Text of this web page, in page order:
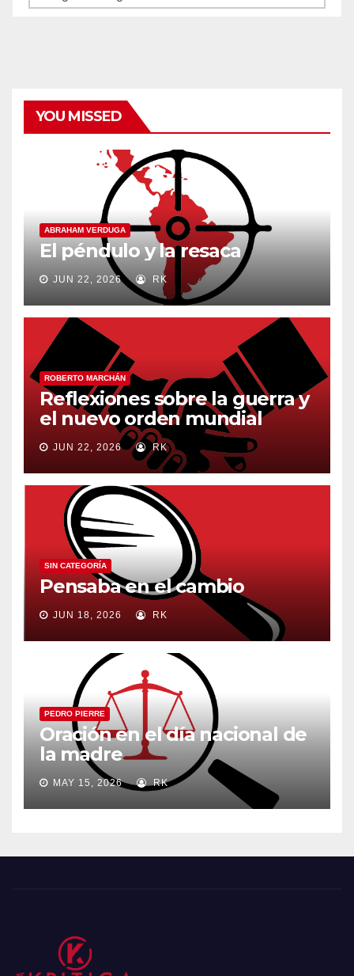
YOU MISSED
ABRAHAM VERDUGA
El péndulo y la resaca
JUN 22, 2026 RK
ROBERTO MARCHÁN
Reflexiones sobre la guerra y
el nuevo orden mundial
JUN 22, 2026 RK
SIN CATEGORÍA
Pensaba en el cambio
JUN 18, 2026 RK
PEDRO PIERRE
Oración en el día nacional de
la madre
MAY 15, 2026 RK